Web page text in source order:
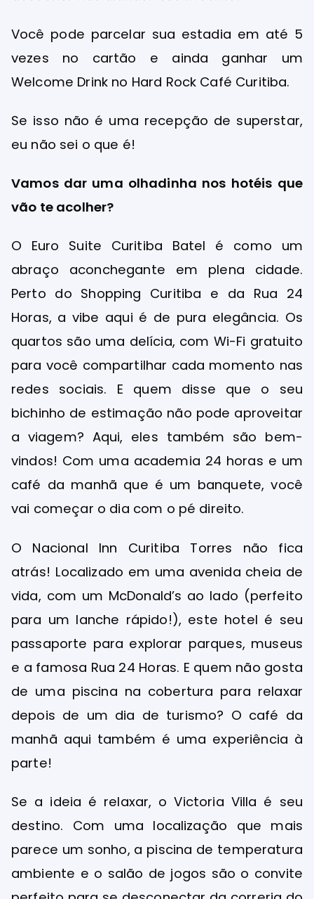
Você pode parcelar sua estadia em até 5
vezes no cartão e ainda ganhar um
Welcome Drink no Hard Rock Café Curitiba.
Se isso não é uma recepção de superstar,
eu não sei o que é!
Vamos dar uma olhadinha nos hotéis que
vão te acolher?
O Euro Suite Curitiba Batel é como um
abraço aconchegante em plena cidade.
Perto do Shopping Curitiba e da Rua 24
Horas, a vibe aqui é de pura elegância. Os
quartos são uma delícia, com Wi-Fi gratuito
para você compartilhar cada momento nas
redes sociais. E quem disse que o seu
bichinho de estimação não pode aproveitar
a viagem? Aqui, eles também são bem-
vindos! Com uma academia 24 horas e um
café da manhã que é um banquete, você
vai começar o dia com o pé direito.
O Nacional Inn Curitiba Torres não fica
atrás! Localizado em uma avenida cheia de
vida, com um McDonald’s ao lado (perfeito
para um lanche rápido!), este hotel é seu
passaporte para explorar parques, museus
e a famosa Rua 24 Horas. E quem não gosta
de uma piscina na cobertura para relaxar
depois de um dia de turismo? O café da
manhã aqui também é uma experiência à
parte!
Se a ideia é relaxar, o Victoria Villa é seu
destino. Com uma localização que mais
parece um sonho, a piscina de temperatura
ambiente e o salão de jogos são o convite